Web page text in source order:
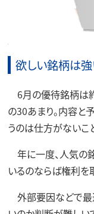
欲しい銘柄は強
6月の優待銘柄は
の30あまり。内容と
うのは仕方がないこ
年に一度、人気の
いるのならば権利を
外部要因などで最